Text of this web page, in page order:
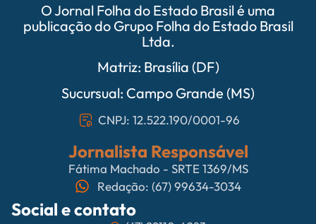
O Jornal Folha do Estado Brasil é uma
publicação do Grupo Folha do Estado Brasil
Ltda.
Matriz: Brasília (DF)
Sucursual: Campo Grande (MS)
CNPJ: 12.522.190/0001-96
Jornalista Responsável
Fátima Machado - SRTE 1369/MS
Redação: (67) 99634-3034
Social e contato